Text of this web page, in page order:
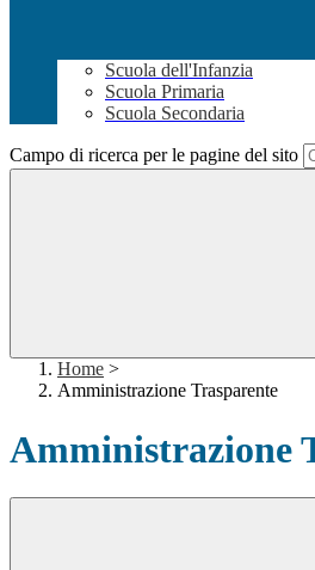
Scuola dell'Infanzia
Scuola Primaria
Scuola Secondaria
Campo di ricerca per le pagine del sito
Home >
Amministrazione Trasparente
Amministrazione